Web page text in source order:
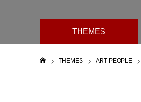
THEMES
THEMES ART PEOPLE